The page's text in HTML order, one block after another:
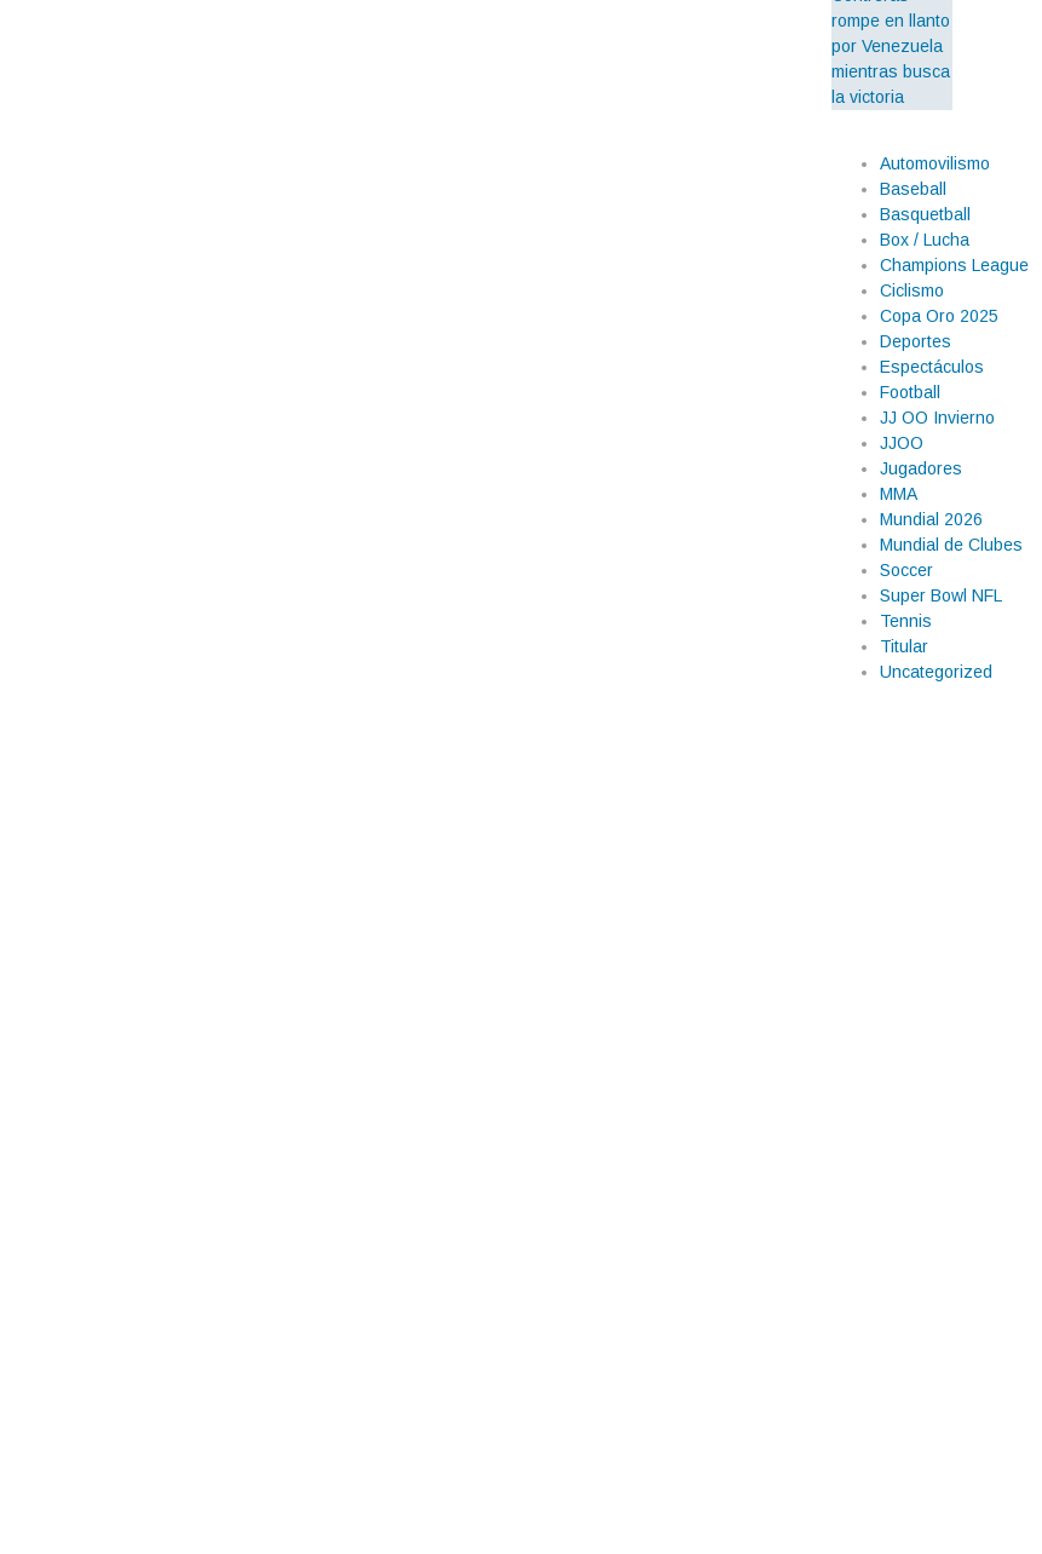
Automovilismo
Baseball
Basquetball
Box / Lucha
Champions League
Ciclismo
Copa Oro 2025
Deportes
Espectáculos
Football
JJ OO Invierno
JJOO
Jugadores
MMA
Mundial 2026
Mundial de Clubes
Soccer
Super Bowl NFL
Tennis
Titular
Uncategorized